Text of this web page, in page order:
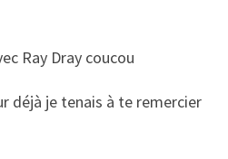
Ray Dray coucou
déjà je tenais à te remercier